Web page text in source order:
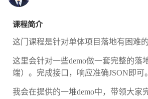
课程简介
这门课程是针对单体项目落地有困难的
这里会针对一些demo做一套完整的落
端）。完成接口，响应准确JSON即可。
我会在提供的一堆demo中，带领大家